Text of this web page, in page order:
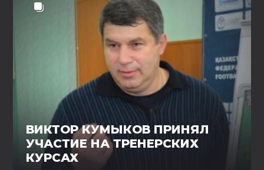
ВИКТОР КУМЫКОВ ПРИНЯЛ
УЧАСТИЕ НА ТРЕНЕРСКИХ
КУРСАХ